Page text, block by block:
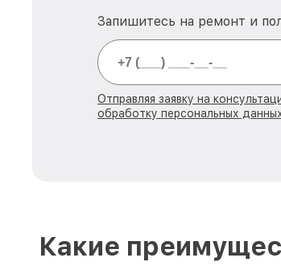
Запишитесь на ремонт и
Отправляя заявку на
обработку персональных
Какие